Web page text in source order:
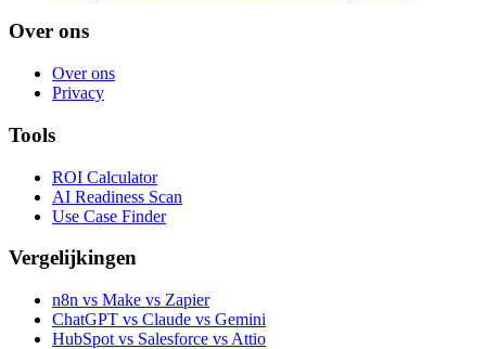
Over ons
Over ons
Privacy
Tools
ROI Calculator
AI Readiness Scan
Use Case Finder
Vergelijkingen
n8n vs Make vs Zapier
ChatGPT vs Claude vs Gemini
HubSpot vs Salesforce vs Attio